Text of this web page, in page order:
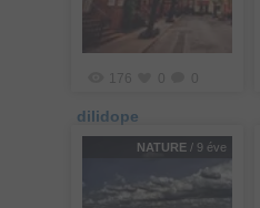
176
dilidope
NATURE / 9 éve